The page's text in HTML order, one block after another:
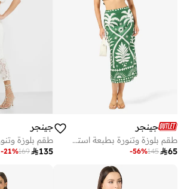
جينجر
طقم بلوزة وتنورة بطبعة استوائية بياقة مربعة
65
145
-56%
جينجر
135
169
-21%